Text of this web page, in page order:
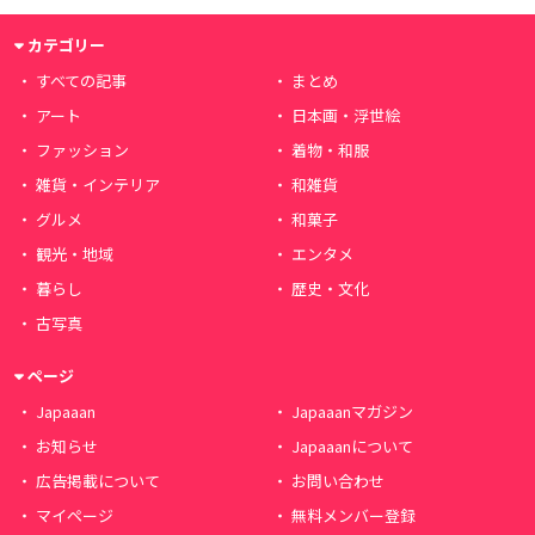
カテゴリー
すべての記事
まとめ
アート
日本画・浮世絵
ファッション
着物・和服
雑貨・インテリア
和雑貨
グルメ
和菓子
観光・地域
エンタメ
暮らし
歴史・文化
古写真
ページ
Japaaan
Japaaanマガジン
お知らせ
Japaaanについて
広告掲載について
お問い合わせ
マイページ
無料メンバー登録